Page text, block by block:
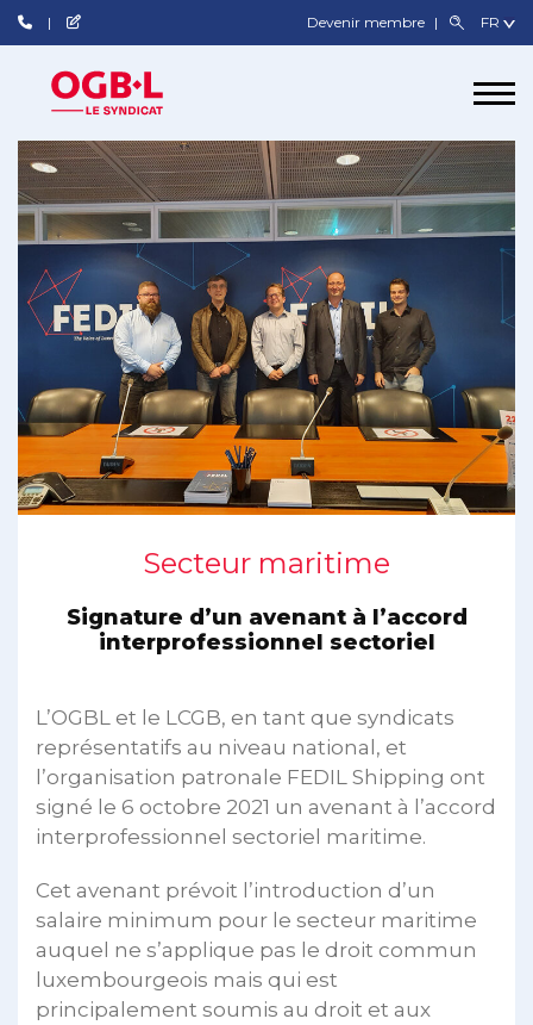
Devenir membre
Secteur maritime
Signature d’un avenant à l’accord
interprofessionnel sectoriel
L’OGBL et le LCGB, en tant que syndicats
représentatifs au niveau national, et
l’organisation patronale FEDIL Shipping ont
signé le 6 octobre 2021 un avenant à l’accord
interprofessionnel sectoriel maritime.
Cet avenant prévoit l’introduction d’un
salaire minimum pour le secteur maritime
auquel ne s’applique pas le droit commun
luxembourgeois mais qui est
principalement soumis au droit et aux